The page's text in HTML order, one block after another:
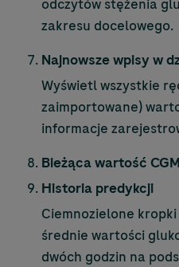
odczytów stężenia
zakresu docelowego.
Najnowsze wpisy w
Wyświetl wszystkie
zaimportowane)
informacje
Bieżąca wartość
Historia predykcji
Ciemnozielone
średnie wartości
dwóch godzin na